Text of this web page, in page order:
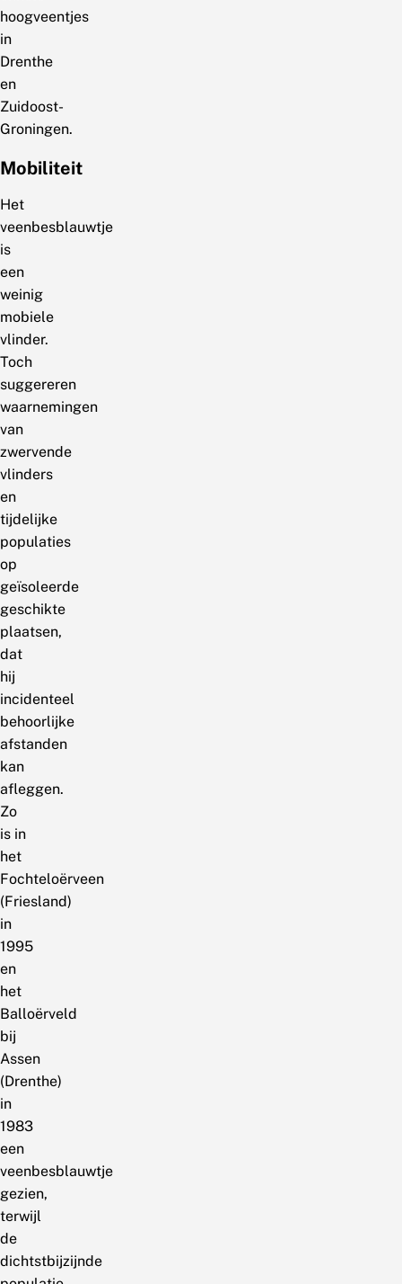
hoogveentjes
in
Drenthe
en
Zuidoost-
Groningen.
Mobiliteit
Het
veenbesblauwtje
is
een
weinig
mobiele
vlinder.
Toch
suggereren
waarnemingen
van
zwervende
vlinders
en
tijdelijke
populaties
op
geïsoleerde
geschikte
plaatsen,
dat
hij
incidenteel
behoorlijke
afstanden
kan
afleggen.
Zo
is in
het
Fochteloërveen
(Friesland)
in
1995
en
het
Balloërveld
bij
Assen
(Drenthe)
in
1983
een
veenbesblauwtje
gezien,
terwijl
de
dichtstbijzijnde